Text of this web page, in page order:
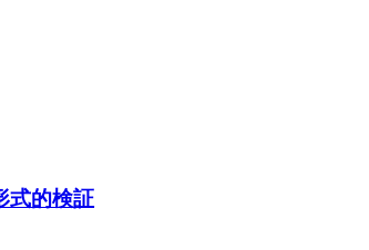
式的検証